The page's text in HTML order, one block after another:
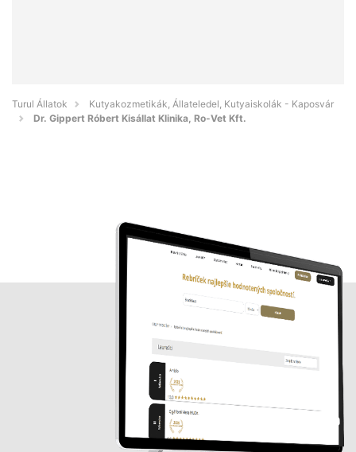
Turul Állatok
Kutyakozmetikák, Állateledel, Kutyaiskolák - Kaposvár
Dr. Gippert Róbert Kisállat Klinika, Ro-Vet Kft.